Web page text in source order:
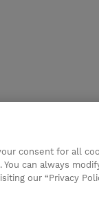
consent for all
can always
our “Privacy